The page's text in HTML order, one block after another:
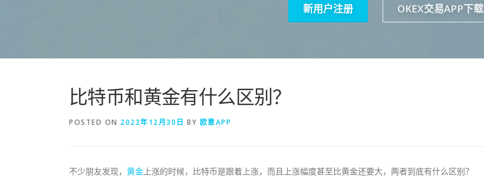
新用户注册 OKEX交易APP下载
比特币和黄金有什么区别？
POSTED ON 2022年12月30日 BY 欧意APP
不少朋友发现， 黄金 上涨的时候，比特币是跟着上涨，而且上涨幅度甚至比黄金还要大，两者到底有什么区别？